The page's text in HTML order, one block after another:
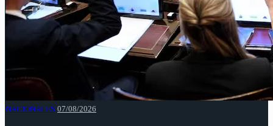
NACIONALES 07/08/2026